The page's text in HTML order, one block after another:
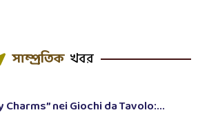
সাম্প্রতিক খবর
Charms” nei Giochi da Tavolo:...